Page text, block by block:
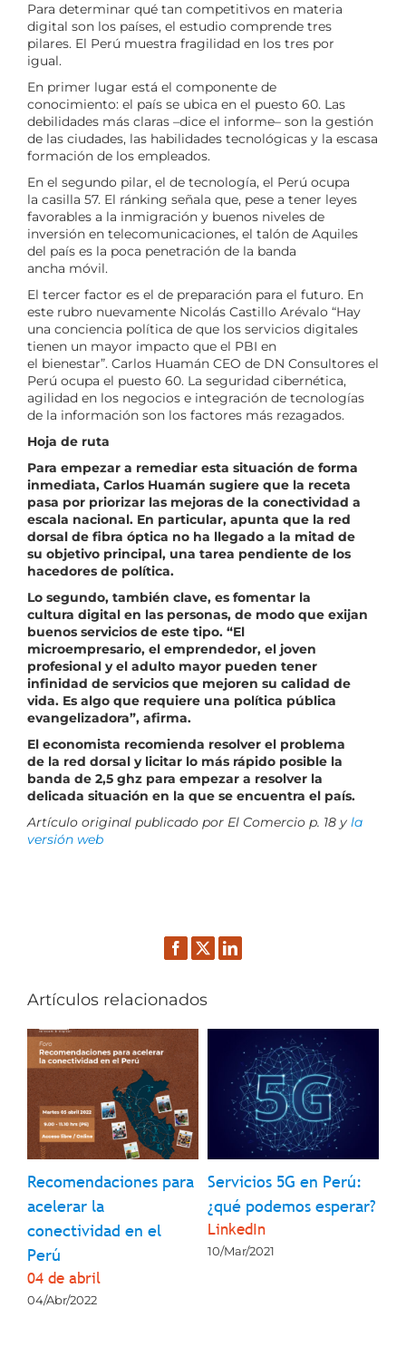
Para determinar qué tan competitivos en materia
digital son los países, el estudio comprende tres
pilares. El Perú muestra fragilidad en los tres por
igual.
En primer lugar está el componente de
conocimiento: el país se ubica en el puesto 60. Las
debilidades más claras –dice el informe– son la gestión
de las ciudades, las habilidades tecnológicas y la escasa
formación de los empleados.
En el segundo pilar, el de tecnología, el Perú ocupa
la casilla 57. El ránking señala que, pese a tener leyes
favorables a la inmigración y buenos niveles de
inversión en telecomunicaciones, el talón de Aquiles
del país es la poca penetración de la banda
ancha móvil.
El tercer factor es el de preparación para el futuro. En
este rubro nuevamente Nicolás Castillo Arévalo “Hay
una conciencia política de que los servicios digitales
tienen un mayor impacto que el PBI en
el bienestar”. Carlos Huamán CEO de DN Consultores el
Perú ocupa el puesto 60. La seguridad cibernética,
agilidad en los negocios e integración de tecnologías
de la información son los factores más rezagados.
Hoja de ruta
Para empezar a remediar esta situación de forma
inmediata, Carlos Huamán sugiere que la receta
pasa por priorizar las mejoras de la conectividad a
escala nacional. En particular, apunta que la red
dorsal de fibra óptica no ha llegado a la mitad de
su objetivo principal, una tarea pendiente de los
hacedores de política.
Lo segundo, también clave, es fomentar la
cultura digital en las personas, de modo que exijan
buenos servicios de este tipo. “El
microempresario, el emprendedor, el joven
profesional y el adulto mayor pueden tener
infinidad de servicios que mejoren su calidad de
vida. Es algo que requiere una política pública
evangelizadora”, afirma.
El economista recomienda resolver el problema
de la red dorsal y licitar lo más rápido posible la
banda de 2,5 ghz para empezar a resolver la
delicada situación en la que se encuentra el país.
Artículo original publicado por El Comercio p. 18 y la
versión web
Facebook
TwitterLinkedIn
Artículos relacionados
Recomendaciones para
acelerar la
conectividad en el
Perú
04 de abril
04/Abr/2022
Servicios 5G en Perú:
¿qué podemos esperar?
LinkedIn
10/Mar/2021